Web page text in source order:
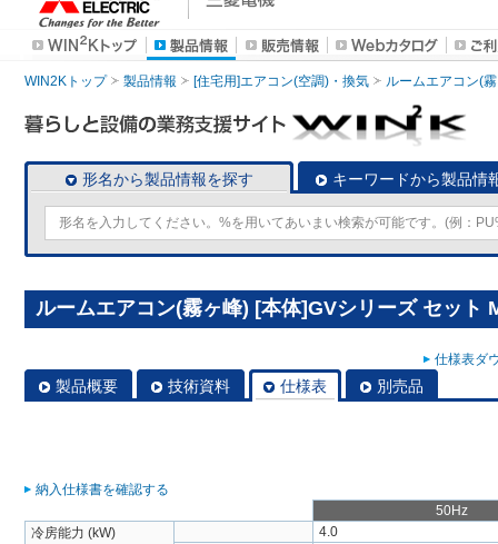
WIN2Kトップ 製品情報 [住宅用]エアコン(空調)・換気 ルームエアコン(
形名から製品情報を探す キーワードから製品情
ルームエアコン(霧ヶ峰) [本体]GVシリーズ セット
仕様表ダ
製品概要 技術資料 仕様表 別売品
納入仕様書を確認する
50Hz
冷房能力 (kW)
4.0